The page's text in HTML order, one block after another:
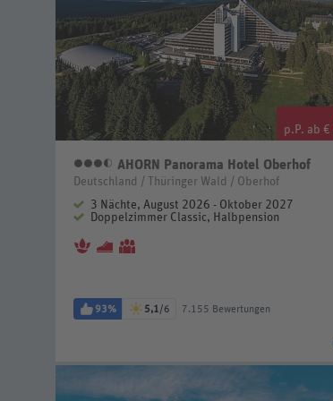
p.P. ab €
3,5 Sterne
AHORN Panorama Hotel Oberhof
Deutschland / Thüringer Wald / Oberhof
3 Nächte, August 2026 - Oktober 2027
Doppelzimmer Classic, Halbpension
93% 5,1/6 7.155 Bewertungen